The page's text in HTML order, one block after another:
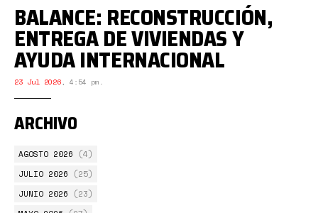
BALANCE: RECONSTRUCCIÓN,
ENTREGA DE VIVIENDAS Y
AYUDA INTERNACIONAL
23 Jul 2026, 4:54 pm.
ARCHIVO
AGOSTO 2026 (4)
JULIO 2026 (25)
JUNIO 2026 (23)